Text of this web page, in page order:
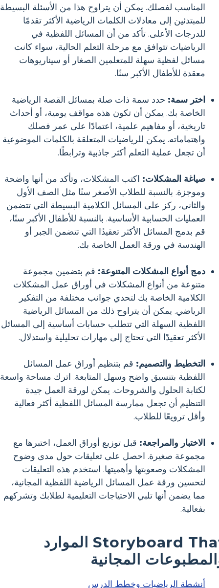
المناسب لفصلك. يمكن أن يتراوح هذا من الأسئلة البسيطة
للمبتدئين إلى معادلات الكلمات الرياضية الأكثر تقدمًا
للدرجات الأعلى. تأكد من أن المسائل اللفظية في
الرياضيات تتوافق مع مرحلة التعلم الحالية، سواء كانت
مسائل لفظية سهلة للمتعلمين الصغار أو سيناريوهات
معقدة للأطفال الأكبر سنًا.
اختر سمة: حدد سمة ذات صلة بمسائل القصة الرياضية
الخاصة بك. يمكن أن تكون هذه مواقف يومية، أو أحداث
تاريخية، أو مفاهيم علمية، اعتمادًا على عمر فصلك
واهتماماته. يمكن للرياضيات المتعلقة بالكلمات الموضوعية
أن تجعل عملية التعلم أكثر جاذبية وترابطًا.
صياغة المشكلات: اكتب المشكلات، وتأكد من أنها واضحة
وموجزة. بالنسبة للطلاب الأصغر سنًا مثل الصف الأول
والثاني، ركز على المسائل الكلامية البسيطة التي تتضمن
العمليات الحسابية الأساسية. بالنسبة للأطفال الأكبر سنًا،
قم بدمج المسائل الأكثر تعقيدًا التي تتضمن الجبر أو
الهندسة في ورقة العمل الخاصة بك.
دمج أنواع المشكلات المتنوعة: قم بتضمين مجموعة
متنوعة من أنواع المشكلات في أوراق عمل المشكلات
الكلامية الخاصة بك لتحدي جوانب مختلفة من التفكير
الرياضي. يمكن أن يتراوح ذلك من المسائل الرياضية
اللفظية السهلة التي تتطلب حسابات أساسية إلى المسائل
الأكثر تعقيدًا التي تحتاج إلى مهارات تحليلية واستدلال.
التخطيط والتصميم: قم بتنظيم أوراق عمل المسائل
اللفظية بتنسيق واضح وسهل المتابعة. اترك مساحة واسعة
لكتابة الحلول والشروحات. يمكن لورقة العمل جيدة
التنظيم أن تجعل ممارسة المسائل اللفظية أكثر فعالية
وأقل ترويعًا للطلاب.
الاختبار والمراجعة: قبل توزيع أوراق العمل، اختبرها مع
مجموعة صغيرة. احصل على تعليقات حول مدى وضوح
المشكلات وصعوبتها وأهميتها. استخدم هذه التعليقات
لتحسين ورقة عمل المسائل الرياضية اللفظية المجانية،
مما يضمن أنها تلبي الاحتياجات التعليمية لطلابك وتشركهم
بفعالية.
Storyboard That الموارد
المجانية
أنشطة الرياضيات وخطط الدرس